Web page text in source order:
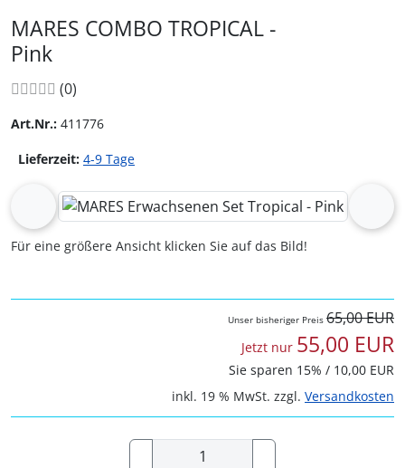
MARES COMBO TROPICAL -
Pink
Bewertungen:
(0Bewertungen
)
Art.Nr.: 411776
Lieferzeit: 4-9 Tage
Wenn mehr als ein Produktbild exitiert, können Sie die
zurück vor
Für eine größere Ansicht klicken Sie auf das Bild!
Unser bisheriger Preis 65,00 EUR
Jetzt nur 55,00 EUR
Sie sparen 15% / 10,00 EUR
inkl. 19 % MwSt. zzgl. Versandkosten